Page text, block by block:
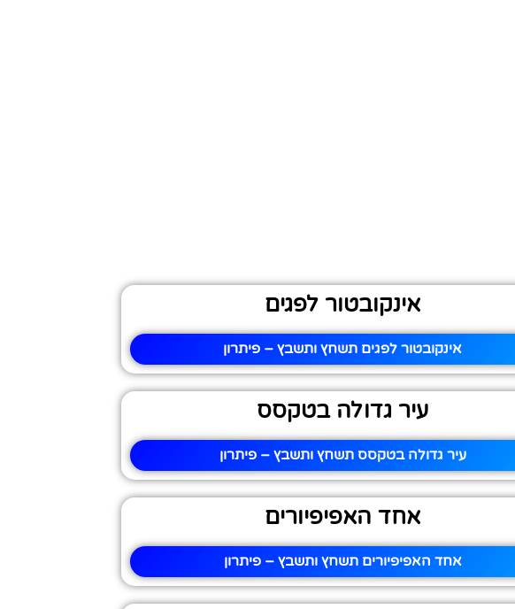
אינקובטור לפגים
אינקובטור לפגים תשחץ ותשבץ – פיתרון
עיר גדולה בטקסס
עיר גדולה בטקסס תשחץ ותשבץ – פיתרון
אחד האפיפיורים
אחד האפיפיורים תשחץ ותשבץ – פיתרון